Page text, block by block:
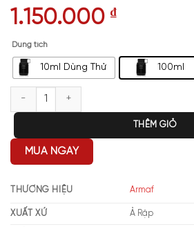
1.150.000 ₫
Dung tích
10ml Dùng Thử 100ml
Armaf Odyssey Homme Man số lượng
THÊM GIỎ
MUA NGAY
THƯƠNG HIỆU Armaf
XUẤT XỨ Ả Rập